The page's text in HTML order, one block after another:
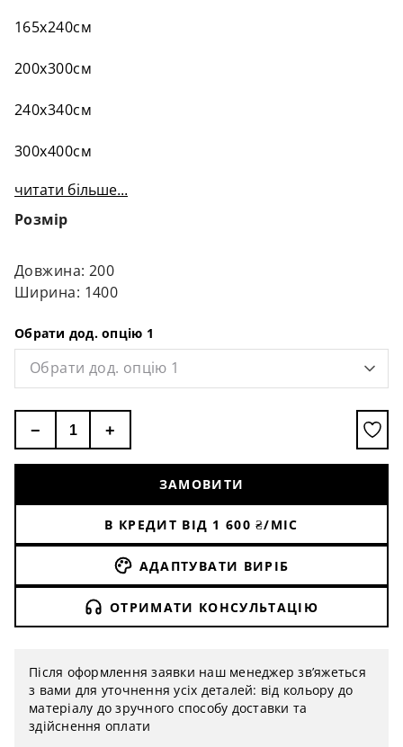
165х240см
200х300см
240х340см
300х400см
читати більше...
Розмір
Довжина: 200
Ширина: 1400
Обрати дод. опцію 1
Обрати дод. опцію 1
− +
ЗАМОВИТИ
В КРЕДИТ ВІД 1 600 ₴/МІС
АДАПТУВАТИ ВИРІБ
ОТРИМАТИ КОНСУЛЬТАЦІЮ
Після оформлення заявки наш менеджер зв’яжеться
з вами для уточнення усіх деталей: від кольору до
матеріалу до зручного способу доставки та
здійснення оплати